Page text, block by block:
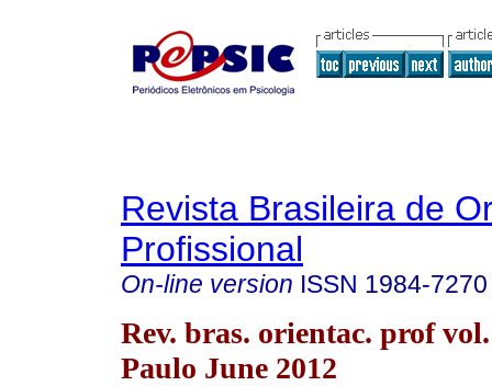
Revista Brasileira de
Profissional
On-line version ISSN 1984-7270
Rev. bras. orientac. prof
Paulo June 2012